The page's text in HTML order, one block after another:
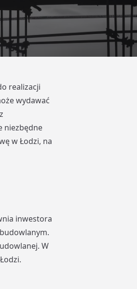
realizacji
wydawać
niezbędne
w Łodzi, na
inwestora
W